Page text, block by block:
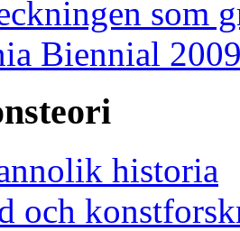
som
Biennial
historia
och